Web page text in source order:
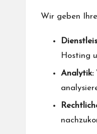
Wir geben
Hosting
Analytik: